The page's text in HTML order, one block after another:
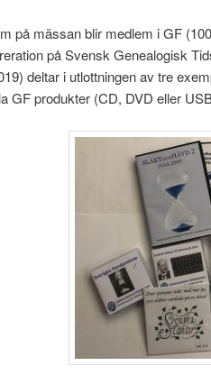
på mässan blir medlem i GF
på Svensk Genealogisk
deltar i utlottningen av tre
GF produkter (CD, DVD eller